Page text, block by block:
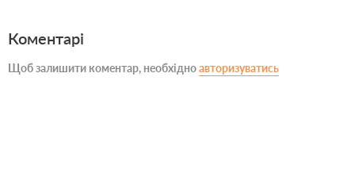
Коментарі
Щоб залишити коментар, необхідноавторизуватись